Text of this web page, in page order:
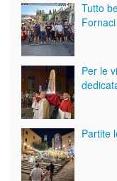
Tutto
Per le
Partite